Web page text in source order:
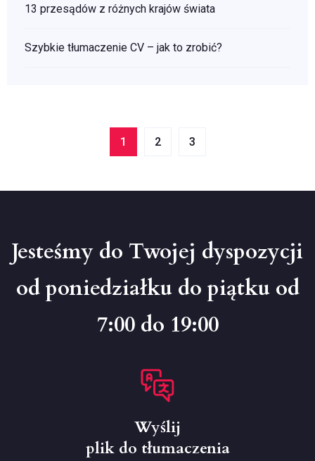
13 przesądów z różnych krajów świata
Szybkie tłumaczenie CV – jak to zrobić?
1 2 3
Jesteśmy do Twojej dyspozycji
od poniedziałku do piątku od
7:00 do 19:00
Wyślij
plik do tłumaczenia